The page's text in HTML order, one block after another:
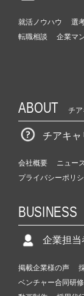
就活ノウハウ 選
転職相談
企業マ
ABOUT チ
チアキャ
会社概要 ニュー
プライバシーポリ
BUSINESS
企業担当
掲載企業様の声
ベンチャー合同研修